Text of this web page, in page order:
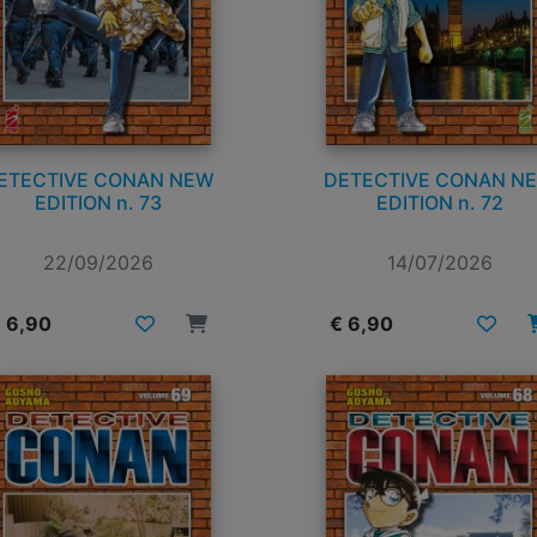
CONAN NEW
EDITION n. 73
22/09/2026
6,90
DETECTIVE CONAN
EDITION n. 72
14/07/2026
€ 6,90